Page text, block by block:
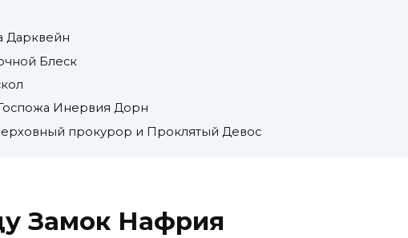
Дарквейн
Блеск
Инервия Дорн
прокурор и Проклятый Девос
Замок Нафрия